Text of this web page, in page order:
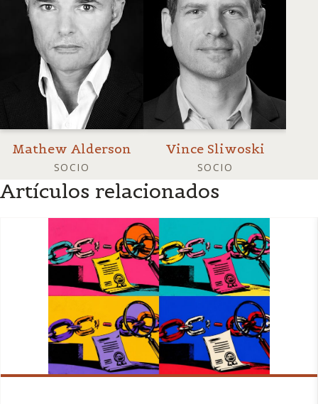
Mathew Alderson
SOCIO
Vince Sliwoski
SOCIO
Artículos relacionados